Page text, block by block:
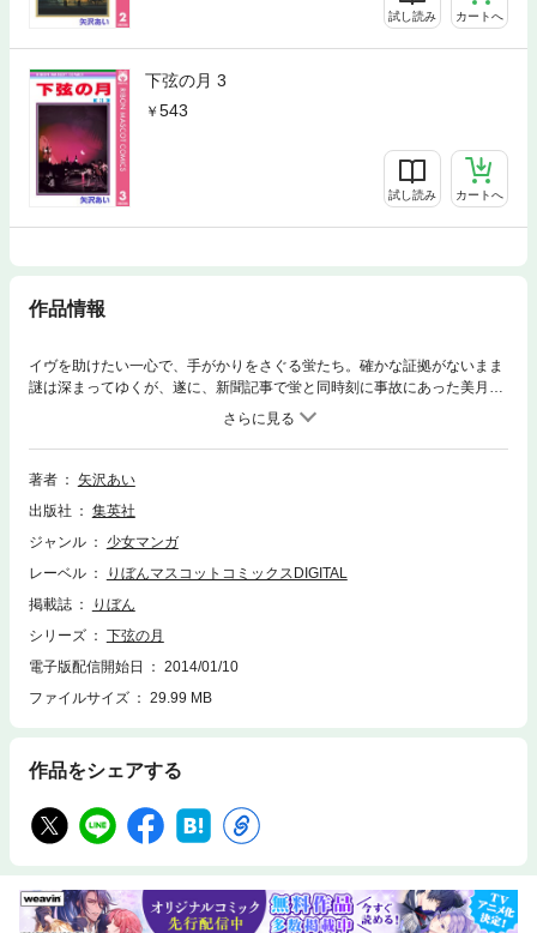
試し読み カートへ
下弦の月 3
543
試し読み カートへ
作品情報
イヴを助けたい一心で、手がかりをさぐる蛍たち。確かな証拠がないまま
謎は深まってゆくが、遂に、新聞記事で蛍と同時刻に事故にあった美月の
著者
矢沢あい
出版社
集英社
ジャンル
少女マンガ
レーベル
りぼんマスコットコミックスDIGITAL
掲載誌
りぼん
シリーズ
下弦の月
電子版配信開始日
2014/01/10
ファイルサイズ
29.99 MB
作品をシェアする